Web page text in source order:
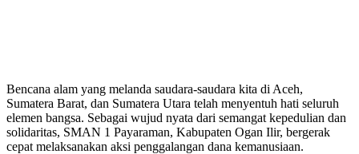
Bencana alam yang melanda saudara-saudara kita di Aceh,
Sumatera Barat, dan Sumatera Utara telah menyentuh hati seluruh
elemen bangsa. Sebagai wujud nyata dari semangat kepedulian dan
solidaritas, SMAN 1 Payaraman, Kabupaten Ogan Ilir, bergerak
cepat melaksanakan aksi penggalangan dana kemanusiaan.